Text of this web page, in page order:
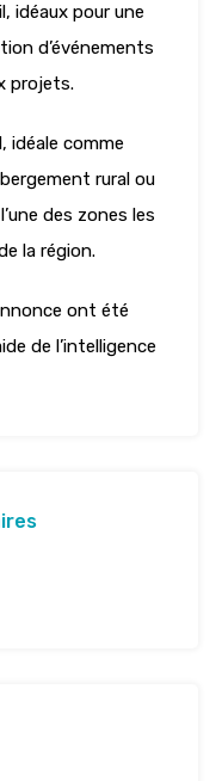
idéaux pour une
d’événements
projets.
idéale comme
rural ou
des zones les
la région.
ont été
de l’intelligence